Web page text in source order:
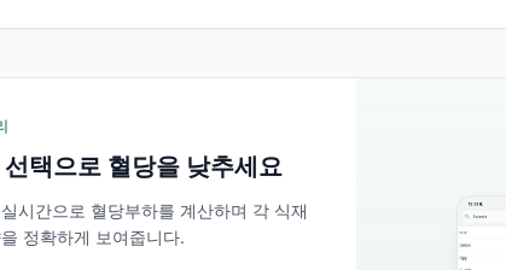
택으로 혈당을 낮추세요
시간으로 혈당부하를 계산하며 각 식재
정확하게 보여줍니다.